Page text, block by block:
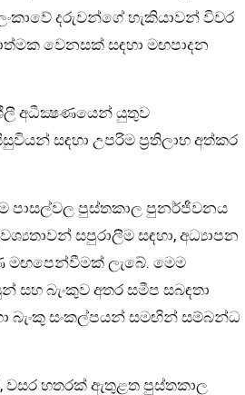
දරුවන්ගේ හැකියාවන් විවර
වෙනසක් සඳහා මඟපාදන
අධීක්‍ෂණයෙන් යුතුව
සඳහා උපරිම ප්‍රතිලාභ අත්කර
පාසල්වල පුස්තකාල පුනර්ජීවනය
සපුරාලීම සඳහා, අධ්‍යාපන
ලැබේ. මෙම
බැංකුව අතර සමීප සබඳතා
බැංකු සංකල්පයන් සමඟින් සම්බන්ධ
වසර හතරක් ඇතුළත පුස්තකාල